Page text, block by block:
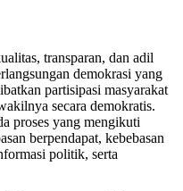
transparan, dan adil
demokrasi yang
partisipasi masyarakat
secara demokratis.
proses yang mengikuti
berpendapat, kebebasan
politik, serta